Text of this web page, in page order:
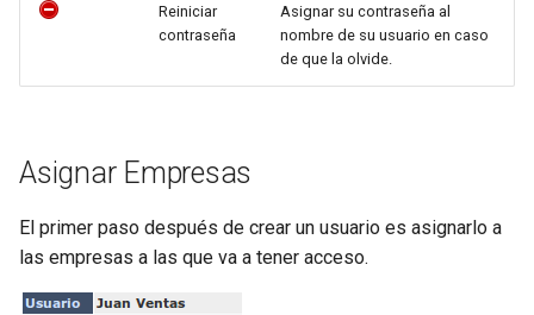
Reiniciar
contraseña
Asignar su contraseña al
nombre de su usuario en caso
de que la olvide.
Asignar Empresas
El primer paso después de crear un usuario es asignarlo a
las empresas a las que va a tener acceso.